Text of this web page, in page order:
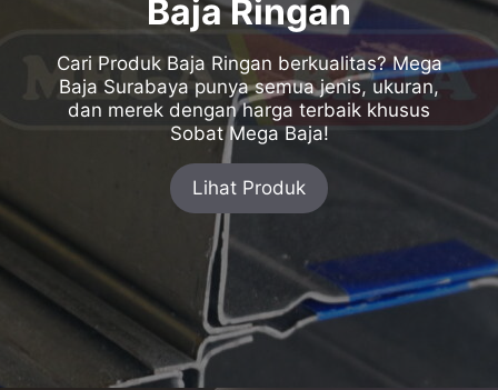
Baja Ringan
Cari Produk Baja Ringan berkualitas? Mega
Baja Surabaya punya semua jenis, ukuran,
dan merek dengan harga terbaik khusus
Sobat Mega Baja!
Lihat Produk